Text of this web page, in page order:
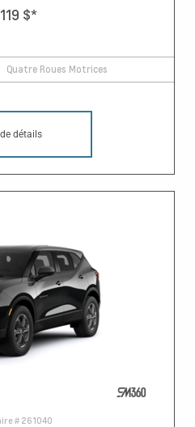
$*
Quatre Roues Motrices
détails
# 261040